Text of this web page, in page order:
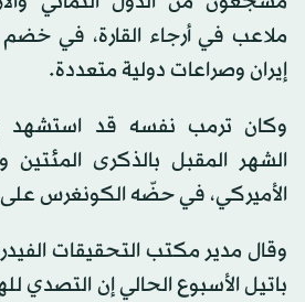
ملاعب في أرجاء القارة، في
إيران وصراعات دولية متعددة.
وكان ترمب نفسه قد استشهد
الشهر المقبل بالذكرى المئتين
الأميركي، في حضّه الكونغرس على
وقال مدير مكتب التحقيقات
باتيل الأسبوع الحالي إن التصدي